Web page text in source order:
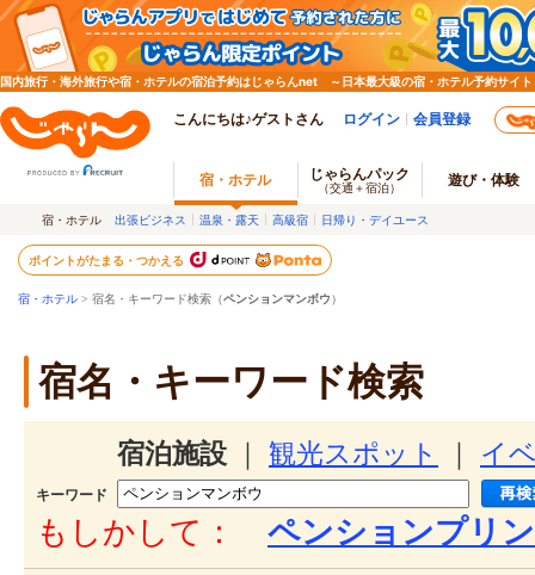
国内旅行・海外旅行や宿・ホテルの宿泊予約はじゃらんnet ～日本最大級の宿・ホテル予約サイト
こんにちは♪ゲストさん ログイン 会員登録
宿・ホテル じゃらんパック
（交通＋宿泊） 遊び・体験
宿・ホテル 出張ビジネス 温泉・露天 高級宿 日帰り・デイユース
ポイントがたまる・つかえる
宿・ホテル > 宿名・キーワード検索（ペンションマンボウ）
宿名・キーワード検索
宿泊施設 観光スポット イ
キーワード
もしかして： ペンションプリ